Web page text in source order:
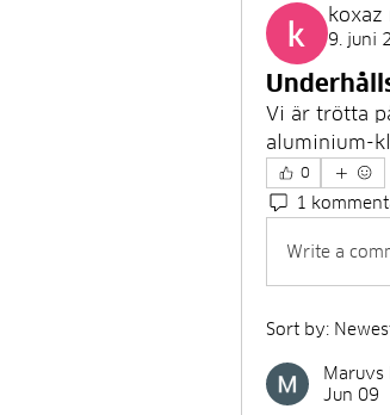
koxaz
9. juni
Vi är trötta
aluminium-
0
1
Write a
Sort by:
Maruvs
Jun 09